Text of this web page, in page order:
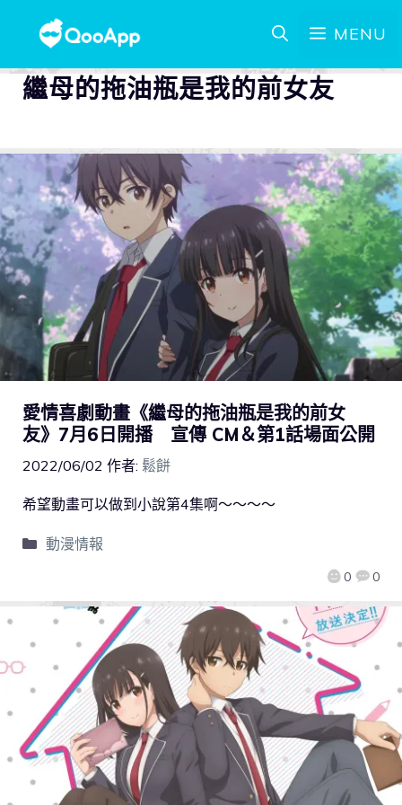
MENU
繼母的拖油瓶是我的前女友
愛情喜劇動畫《繼母的拖油瓶是我的前女
友》7月6日開播 宣傳 CM＆第1話場面公開
2022/06/02 作者: 鬆餅
0 0
希望動畫可以做到小說第4集啊～～～～
動漫情報